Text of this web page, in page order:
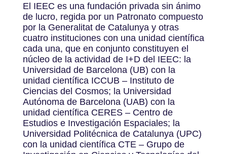
El IEEC es una fundación privada sin ánimo
de lucro, regida por un Patronato compuesto
por la Generalitat de Catalunya y otras
cuatro instituciones con una unidad científica
cada una, que en conjunto constituyen el
núcleo de la actividad de I+D del IEEC: la
Universidad de Barcelona (UB) con la
unidad científica ICCUB – Instituto de
Ciencias del Cosmos; la Universidad
Autónoma de Barcelona (UAB) con la
unidad científica CERES – Centro de
Estudios e Investigación Espaciales; la
Universidad Politécnica de Catalunya (UPC)
con la unidad científica CTE – Grupo de